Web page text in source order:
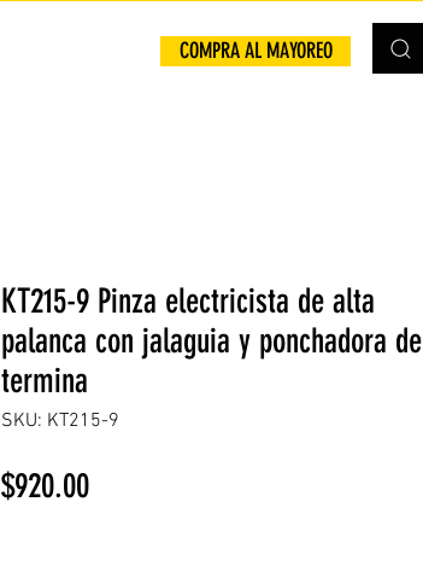
COMPRA AL MAYOREO
KT215-9 Pinza electricista de alta
palanca con jalaguia y ponchadora de
termina
SKU: KT215-9
$920.00Precio